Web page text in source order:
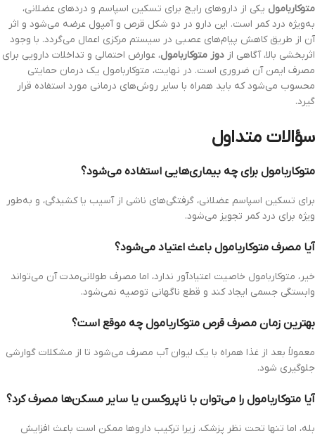
متوکاربامول یکی از داروهای رایج برای تسکین اسپاسم و دردهای عضلانی،
به‌ویژه درد کمر است. این دارو در دو شکل قرص و آمپول عرضه می‌شود و اثر
آن از طریق کاهش پیام‌های عصبی در سیستم مرکزی اعمال می‌گردد. با وجود
اثربخشی بالا، آگاهی از دوز متوکاربامول، عوارض احتمالی و تداخلات دارویی برای
مصرف ایمن آن ضروری است. در نهایت، متوکاربامول یک درمان حمایتی
محسوب می‌شود که باید همراه با سایر روش‌های درمانی مورد استفاده قرار
گیرد.
سؤالات متداول
متوکاربامول برای چه بیماری‌هایی استفاده می‌شود؟
برای تسکین اسپاسم عضلانی، گرفتگی‌های ناشی از آسیب یا کشیدگی، و به‌طور
ویژه برای درد کمر تجویز می‌شود.
آیا مصرف متوکاربامول باعث اعتیاد می‌شود؟
خیر، متوکاربامول خاصیت اعتیادآور ندارد، اما مصرف طولانی‌مدت آن می‌تواند
وابستگی جسمی ایجاد کند و قطع ناگهانی توصیه نمی‌شود.
بهترین زمان مصرف قرص متوکاربامول چه موقع است؟
معمولاً بعد از غذا همراه با یک لیوان آب مصرف می‌شود تا از مشکلات گوارشی
جلوگیری شود.
آیا متوکاربامول را می‌توان با ناپروکسن یا سایر مسکن‌ها مصرف کرد؟
بله، اما تنها تحت نظر پزشک. زیرا ترکیب داروها ممکن است باعث افزایش